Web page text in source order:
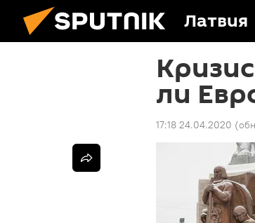
Латвия
ли
17:18 24.04.2020